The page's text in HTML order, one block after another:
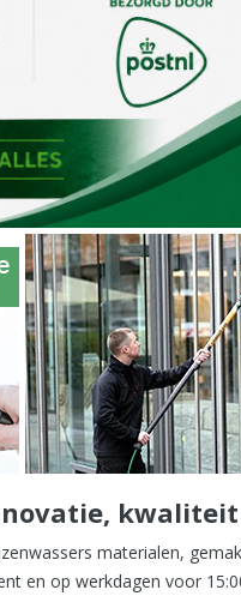
kwaliteit
materialen,
en op werkdagen voor